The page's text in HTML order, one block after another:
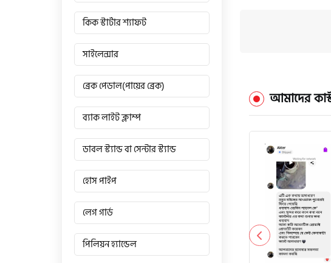
কিক স্টার্টার শ্যাফট
সাইলেন্সার
ব্রেক পেডাল(পায়ের ব্রেক)
ব্যাক লাইট ক্লাম্প
ডাবল স্ট্যান্ড বা সেন্টার স্ট্যান্ড
হোস পাইপ
লেগ গার্ড
পিলিয়ন হ্যান্ডেল
আমাদের